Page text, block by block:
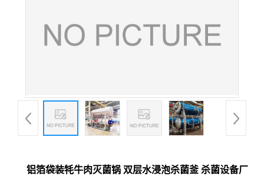
铝箔袋装牦牛肉灭菌锅 双层水浸泡杀菌釜 杀菌设备厂